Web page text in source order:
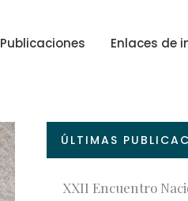
Publicaciones Enlaces de
ÚLTIMAS
XXII Encuentro